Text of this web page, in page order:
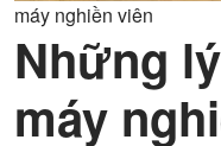
máy nghiền viên
Những
máy